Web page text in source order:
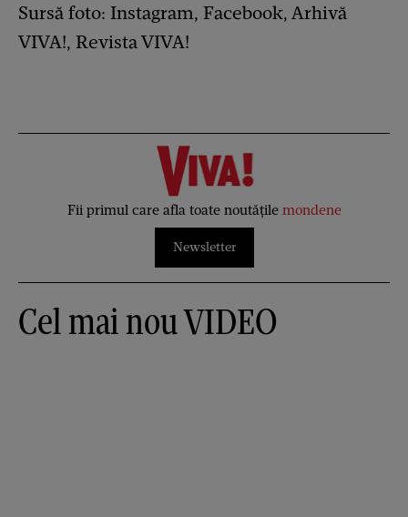
Sursă foto: Instagram, Facebook, Arhivă
VIVA!, Revista VIVA!
Fii primul care afla toate noutățile mondene
Newsletter
Cel mai nou VIDEO